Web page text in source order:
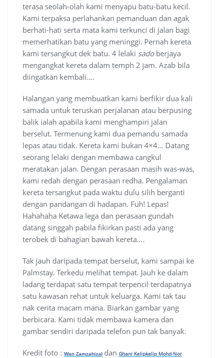
terasa seolah-olah kami menyapu batu-batu kecil.
Kami terpaksa perlahankan pemanduan dan agak
berhati-hati serta mata kami terkunci di jalan bagi
memerhatikan batu yang meninggi. Pernah kereta
kami tersangkut dek batu. 4 lelaki sadoberjaya
mengangkat kereta dalam temph 2 jam. Azab bila
diingatkan kembali….
Halangan yang membuatkan kami berfikir dua kali
samada untuk teruskan perjalanan atau berpusing
balik ialah apabila kami menghampiri jalan
berselut. Termenung kami dua pemandu samada
lepas atau tidak. Kereta kami bukan 4×4… Datang
seorang lelaki dengan membawa cangkul
meratakan jalan. Dengan perasaan masih was-was,
kami redah dengan perasaan redha. Pengalaman
kereta tersangkut pada waktu dulu silih berganti
dengan pandangan di hadapan. Fuh! Lepas!
Hahahaha Ketawa lega dan perasaan gundah
datang singgah pabila fikirkan pasti ada yang
terobek di bahagian bawah kereta….
Tak jauh daripada tempat berselut, kami sampai ke
Palmstay. Terkedu melihat tempat. Jauh ke dalam
ladang terdapat satu tempat terpencil terdapatnya
satu kawasan rehat untuk keluarga. Kami tak tau
nak cerita macam mana. Biarkan gambar yang
berbicara. Kami tidak membawa kamera dan
gambar sendiri daripada telefon pun tak banyak.
Kredit foto : Wan Zamzahizal dan Ghani Kelipkelip Mohd Nor